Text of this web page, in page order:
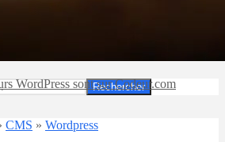
Rechercher
WordPress sont sur Codeur.com
CMS » Wordpress